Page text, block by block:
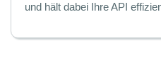
und hält dabei Ihre API